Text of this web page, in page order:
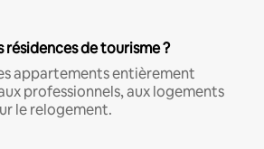
résidences de tourisme ?
appartements entièrement
professionnels, aux logements
le relogement.